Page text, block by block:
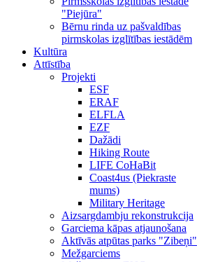
"Piejūra"
Bērnu rinda uz pašvaldības
pirmskolas izglītības iestādēm
Kultūra
Attīstība
Projekti
ESF
ERAF
ELFLA
EZF
Dažādi
Hiking Route
LIFE CoHaBit
Coast4us (Piekraste
mums)
Military Heritage
Aizsargdambju rekonstrukcija
Garciema kāpas atjaunošana
Aktīvās atpūtas parks "Zibeņi"
Mežgarciems